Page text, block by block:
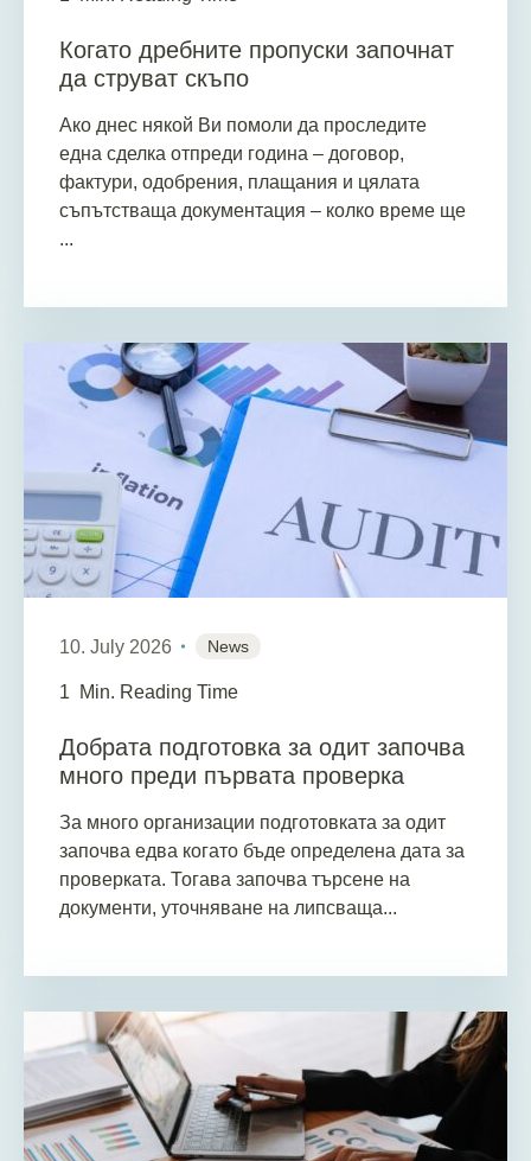
Когато дребните пропуски започнат
да струват скъпо
Ако днес някой Ви помоли да проследите
една сделка отпреди година – договор,
фактури, одобрения, плащания и цялата
съпътстваща документация – колко време ще
...
10. July 2026 News
1 Min. Reading Time
Добрата подготовка за одит започва
много преди първата проверка
За много организации подготовката за одит
започва едва когато бъде определена дата за
проверката. Тогава започва търсене на
документи, уточняване на липсваща...